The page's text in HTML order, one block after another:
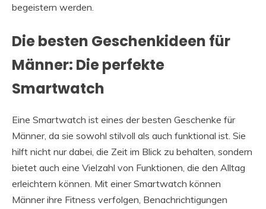
begeistern werden.
Die besten Geschenkideen für
Männer: Die perfekte
Smartwatch
Eine Smartwatch ist eines der besten Geschenke für
Männer, da sie sowohl stilvoll als auch funktional ist. Sie
hilft nicht nur dabei, die Zeit im Blick zu behalten, sondern
bietet auch eine Vielzahl von Funktionen, die den Alltag
erleichtern können. Mit einer Smartwatch können
Männer ihre Fitness verfolgen, Benachrichtigungen